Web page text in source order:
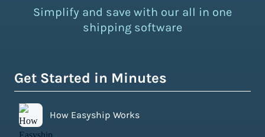
Simplify and save with our all in one
shipping software
Get Started in Minutes
How Easyship Works